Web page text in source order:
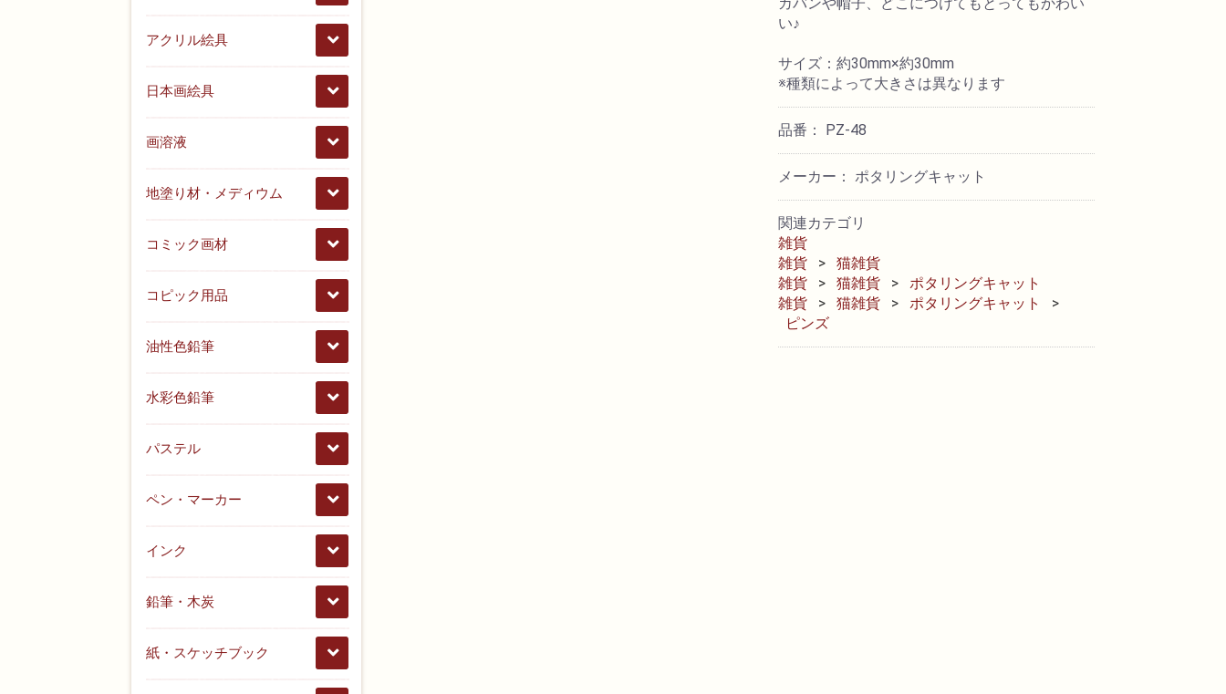
アクリル絵具
日本画絵具
画溶液
地塗り材・メディウム
コミック画材
コピック用品
油性色鉛筆
水彩色鉛筆
パステル
ペン・マーカー
インク
鉛筆・木炭
紙・スケッチブック
い♪
サイズ：約30mm×約30mm
※種類によって大きさは異なります
品番： PZ-48
メーカー： ポタリングキャット
関連カテゴリ
雑貨
雑貨
猫雑貨
雑貨
猫雑貨
ポタリングキャット
雑貨
猫雑貨
ポタリングキャット
ピンズ